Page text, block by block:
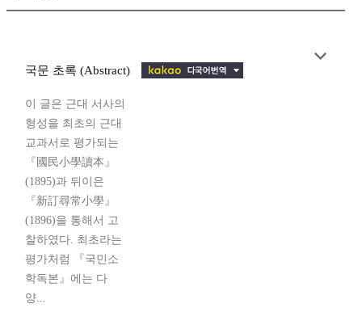
국문 초록 (Abstract)
이 글은 근대 서사의
형성을 최초의 근대
교과서로 평가되는
『國民小學讀本』
(1895)과 뒤이은
『新訂尋常小學』
(1896)을 통해서 고
찰하였다. 최초라는
평가처럼 『국민소
학독본』에는 다
양...